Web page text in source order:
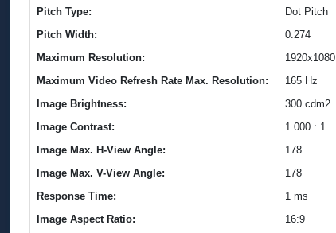
Pitch Type:
Dot Pitch
Pitch Width:
0.274
Maximum Resolution:
1920x1080
Maximum Video Refresh Rate Max. Resolution:
165 Hz
Image Brightness:
300 cdm2
Image Contrast:
1 000 : 1
Image Max. H-View Angle:
178
Image Max. V-View Angle:
178
Response Time:
1 ms
Image Aspect Ratio:
16:9